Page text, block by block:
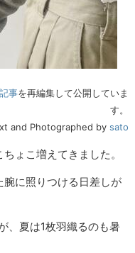
事を再編集して公開していま
す。
and Photographed by sato
ょこ増えてきました。
に照りつける日差しが
、夏は1枚羽織るのも暑